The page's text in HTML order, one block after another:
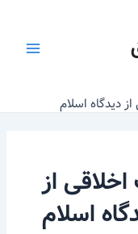
دیدگاه اسلام
از
اسلام